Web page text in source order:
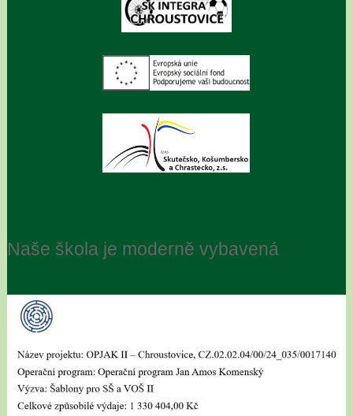
Naše škola je moderně vybavená